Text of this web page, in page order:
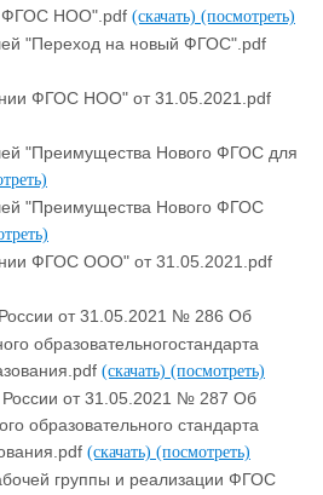
ФГОС НОО".pdf (скачать) (посмотреть)
"Переход на новый ФГОС".pdf
ФГОС НОО" от 31.05.2021.pdf
"Преимущества Нового ФГОС для
"Преимущества Нового ФГОС
ФГОС ООО" от 31.05.2021.pdf
от 31.05.2021 № 286 Об
образовательногостандарта
(скачать) (посмотреть)
от 31.05.2021 № 287 Об
образовательного стандарта
(скачать) (посмотреть)
группы и реализации ФГОС